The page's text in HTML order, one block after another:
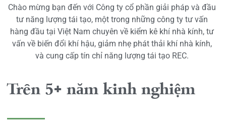
Chào mừng bạn đến với Công ty cổ phần giải pháp và đầu
tư năng lượng tái tạo, một trong những công ty tư vấn
hàng đầu tại Việt Nam chuyên về kiểm kê khí nhà kính, tư
vấn về biến đổi khí hậu, giảm nhẹ phát thải khí nhà kính,
và cung cấp tín chỉ năng lượng tái tạo REC.
Trên 5+ năm kinh nghiệm